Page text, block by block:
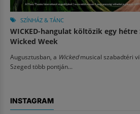
SZÍNHÁZ & TÁNC
WICKED-hangulat költözik egy hétre
Wicked Week
Augusztusban, a Wickedmusical szabadtéri
Szeged több pontján...
INSTAGRAM